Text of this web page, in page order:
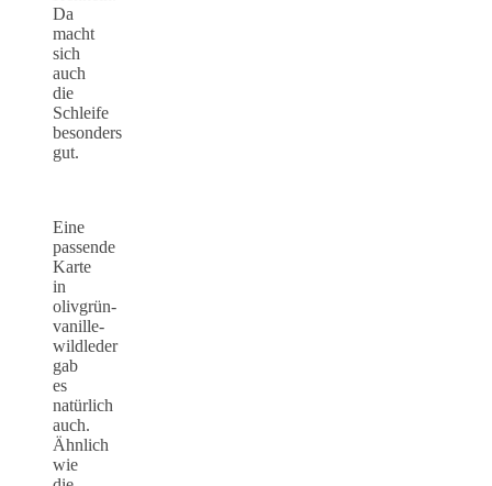
Da
macht
sich
auch
die
Schleife
besonders
gut.
Eine
passende
Karte
in
olivgrün-
vanille-
wildleder
gab
es
natürlich
auch.
Ähnlich
wie